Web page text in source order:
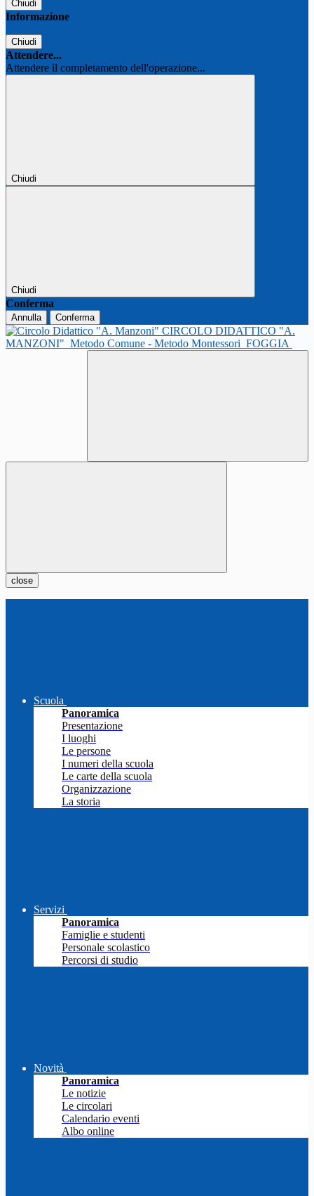
Chiudi
Informazione
Chiudi
Attendere...
Attendere il completamento dell'operazione...
Chiudi
Chiudi
Conferma
Annulla Conferma
CIRCOLO DIDATTICO "A.
MANZONI" Metodo Comune - Metodo Montessori FOGGIA
close
Scuola
Panoramica
Presentazione
I luoghi
Le persone
I numeri della scuola
Le carte della scuola
Organizzazione
La storia
Servizi
Panoramica
Famiglie e studenti
Personale scolastico
Percorsi di studio
Novità
Panoramica
Le notizie
Le circolari
Calendario eventi
Albo online